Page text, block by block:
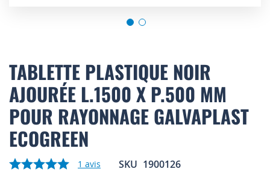
to
the
beginning
of
the
images
gallery
TABLETTE PLASTIQUE NOIR
AJOURÉE L.1500 X P.500 MM
POUR RAYONNAGE GALVAPLAST
ECOGREEN
1 avis SKU 1900126